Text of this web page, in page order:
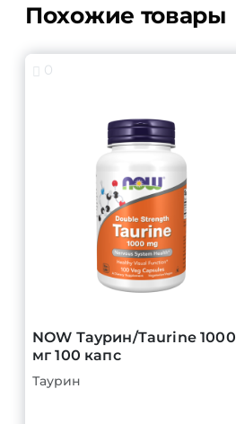
Похожие товары
0
NOW Таурин/Taurine 1000
мг 100 капс
Таурин